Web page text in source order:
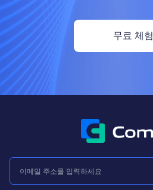
무료 체험